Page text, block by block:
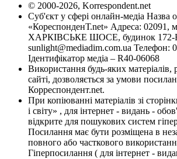
© 2000-2026, Korrespondent.net
Суб'єкт у сфері онлайн-медіа Назва
«КореспонденТ.net» Адреса: 02091,
ХАРКІВСЬКЕ ШОСЕ, будинок 172-Б,
sunlight@mediadim.com.ua Телефон:
Ідентифікатор медіа – R40-06068
Використання будь-яких матеріалів,
сайті, дозволяється за умови
Корреспондент.net.
При копіюванні матеріалів зі
і світу» , для інтернет - видань -
відкрите для пошукових систем
Посилання має бути розміщена в
повного або часткового
Гіперпосилання ( для інтернет -